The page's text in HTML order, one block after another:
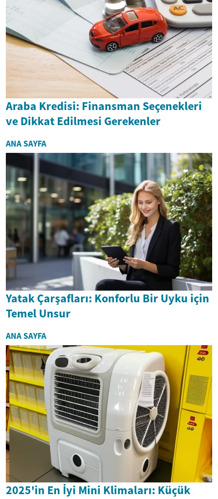
Araba Kredisi: Finansman Seçenekleri
ve Dikkat Edilmesi Gerekenler
ANA SAYFA
Yatak Çarşafları: Konforlu Bir Uyku için
Temel Unsur
ANA SAYFA
2025'in En İyi Mini Klimaları: Küçük